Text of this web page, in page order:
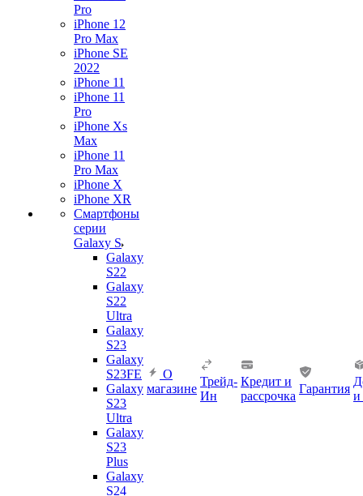
Pro
iPhone 12
Pro Max
iPhone SE
2022
iPhone 11
iPhone 11
Pro
iPhone Xs
Max
iPhone 11
Pro Max
iPhone X
iPhone XR
Смартфоны
серии
Galaxy S
Galaxy
S22
Galaxy
S22
Ultra
Galaxy
S23
Galaxy
S23FE
Galaxy
S23
Ultra
Galaxy
S23
Plus
Galaxy
S24
О
магазине
Трейд-
Ин
Кредит и
рассрочка
Гарантия
и